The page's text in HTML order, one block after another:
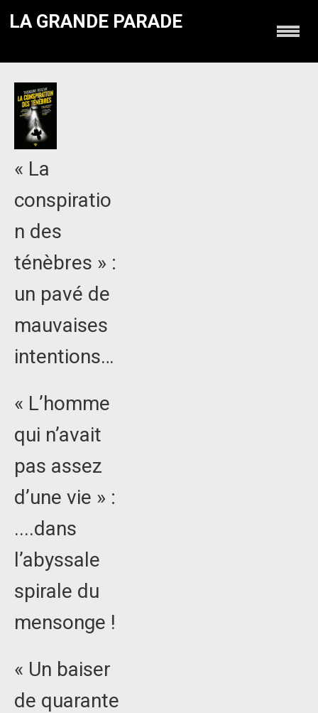
LA GRANDE PARADE
« La
conspiratio
n des
ténèbres » :
un pavé de
mauvaises
intentions…
« L’homme
qui n’avait
pas assez
d’une vie » :
....dans
l’abyssale
spirale du
mensonge !
« Un baiser
de quarante